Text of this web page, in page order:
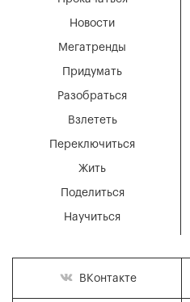
Мегатренды
Придумать
Разобраться
Взлететь
Новости
Переключиться
Жить
Поделиться
Научиться
ВКонтакте